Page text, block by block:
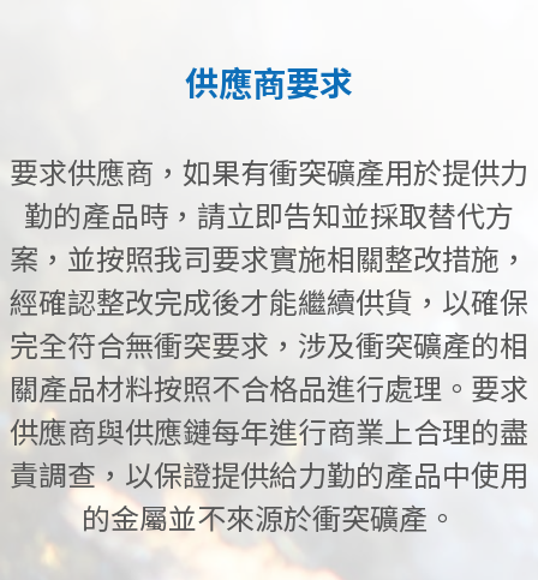
供應商要求
要求供應商，如果有衝突礦產用於提供力
勤的產品時，請立即告知並採取替代方
案，並按照我司要求實施相關整改措施，
經確認整改完成後才能繼續供貨，以確保
完全符合無衝突要求，涉及衝突礦產的相
關產品材料按照不合格品進行處理。要求
供應商與供應鏈每年進行商業上合理的盡
責調查，以保證提供給力勤的產品中使用
的金屬並不來源於衝突礦產。